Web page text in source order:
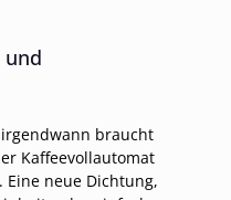
braucht
Kaffeevollautomat
Eine neue Dichtung,